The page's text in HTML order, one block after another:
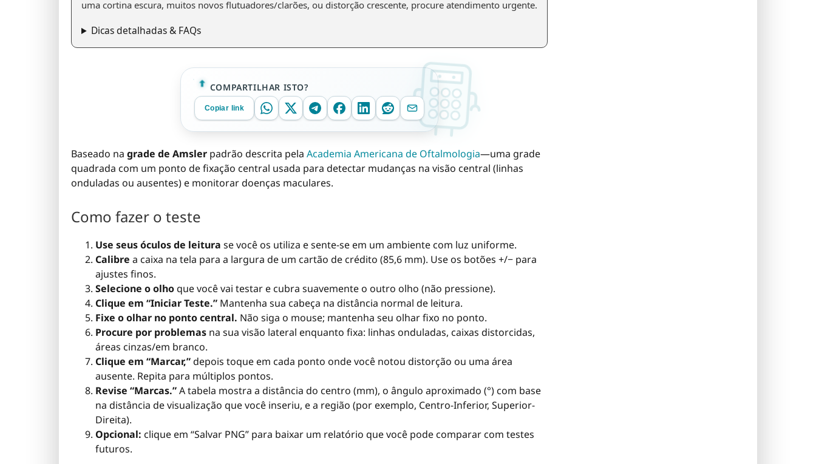
uma cortina escura, muitos novos flutuadores/clarões, ou distorção crescente, procure atendimento urgente.
Dicas detalhadas & FAQs
COMPARTILHAR ISTO?
Copiar link
Baseado na grade de Amsler padrão descrita pela Academia Americana de Oftalmologia—uma grade
quadrada com um ponto de fixação central usada para detectar mudanças na visão central (linhas
onduladas ou ausentes) e monitorar doenças maculares.
Como fazer o teste
Use seus óculos de leitura se você os utiliza e sente-se em um ambiente com luz uniforme.
Calibre a caixa na tela para a largura de um cartão de crédito (85,6 mm). Use os botões +/− para
ajustes finos.
Selecione o olhoque você vai testar e cubra suavemente o outro olho (não pressione).
Clique em “Iniciar Teste.” Mantenha sua cabeça na distância normal de leitura.
Fixe o olhar no ponto central. Não siga o mouse; mantenha seu olhar fixo no ponto.
Procure por problemas na sua visão lateral enquanto fixa: linhas onduladas, caixas distorcidas,
áreas cinzas/em branco.
Clique em “Marcar,”depois toque em cada ponto onde você notou distorção ou uma área
ausente. Repita para múltiplos pontos.
Revise “Marcas.”A tabela mostra a distância do centro (mm), o ângulo aproximado (°) com base
na distância de visualização que você inseriu, e a região (por exemplo, Centro-Inferior, Superior-
Direita).
Opcional: clique em “Salvar PNG” para baixar um relatório que você pode comparar com testes
futuros.